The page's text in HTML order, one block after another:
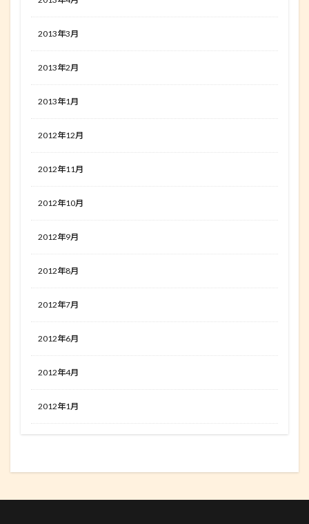
2013年3月
2013年2月
2013年1月
2012年12月
2012年11月
2012年10月
2012年9月
2012年8月
2012年7月
2012年6月
2012年4月
2012年1月